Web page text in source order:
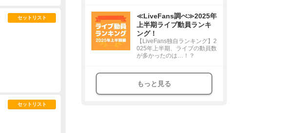
セットリスト
セットリスト
≪LiveFans調べ≫2025年
上半期ライブ動員ランキ
ング！
【LiveFans独自ランキング】2
025年上半期、ライブの動員数
が多かったのは…！？
もっと見る